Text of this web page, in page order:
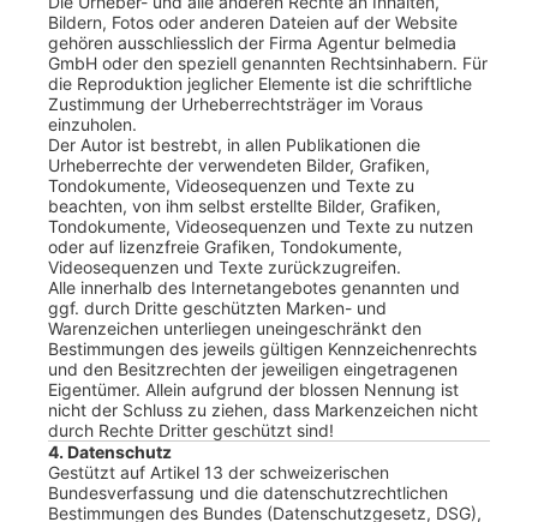
Bildern, Fotos oder anderen Dateien auf der Website
gehören ausschliesslich der Firma Agentur belmedia
GmbH oder den speziell genannten Rechtsinhabern. Für
die Reproduktion jeglicher Elemente ist die schriftliche
Zustimmung der Urheberrechtsträger im Voraus
einzuholen.
Der Autor ist bestrebt, in allen Publikationen die
Urheberrechte der verwendeten Bilder, Grafiken,
Tondokumente, Videosequenzen und Texte zu
beachten, von ihm selbst erstellte Bilder, Grafiken,
Tondokumente, Videosequenzen und Texte zu nutzen
oder auf lizenzfreie Grafiken, Tondokumente,
Videosequenzen und Texte zurückzugreifen.
Alle innerhalb des Internetangebotes genannten und
ggf. durch Dritte geschützten Marken- und
Warenzeichen unterliegen uneingeschränkt den
Bestimmungen des jeweils gültigen Kennzeichenrechts
und den Besitzrechten der jeweiligen eingetragenen
Eigentümer. Allein aufgrund der blossen Nennung ist
nicht der Schluss zu ziehen, dass Markenzeichen nicht
durch Rechte Dritter geschützt sind!
4. Datenschutz
Gestützt auf Artikel 13 der schweizerischen
Bundesverfassung und die datenschutzrechtlichen
Bestimmungen des Bundes (Datenschutzgesetz, DSG),